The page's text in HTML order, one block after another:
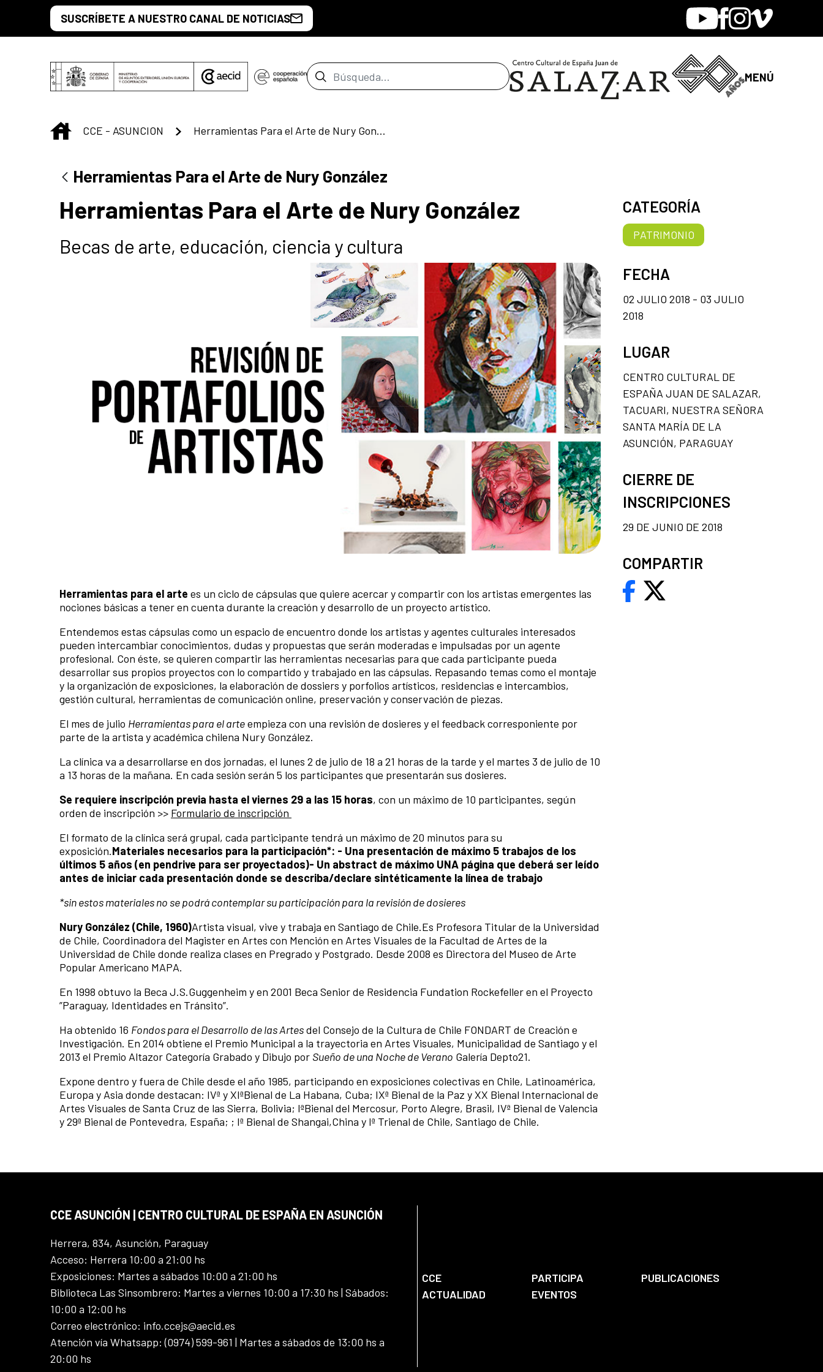
Saltar al contenido principal
SUSCRÍBETE A NUESTRO CANAL DE NOTICIAS YoutubeFacebook
Instagram
Vimeo
Barra de búsqueda MENÚ
INICIO
CCE - ASUNCION Herramientas Para el Arte de Nury González
Herramientas Para el Arte de Nury González
Herramientas Para el Arte de Nury González
Becas de arte, educación, ciencia y cultura
Herramientas para el arte es un ciclo de cápsulas que quiere acercar y compartir con los artistas emergentes las
nociones básicas a tener en cuenta durante la creación y desarrollo de un proyecto artístico.
Entendemos estas cápsulas como un espacio de encuentro donde los artistas y agentes culturales interesados
pueden intercambiar conocimientos, dudas y propuestas que serán moderadas e impulsadas por un agente
profesional. Con éste, se quieren compartir las herramientas necesarias para que cada participante pueda
desarrollar sus propios proyectos con lo compartido y trabajado en las cápsulas. Repasando temas como el montaje
y la organización de exposiciones, la elaboración de dossiers y porfolios artísticos, residencias e intercambios,
gestión cultural, herramientas de comunicación online, preservación y conservación de piezas.
El mes de julio Herramientas para el arteempieza con una revisión de dosieres y el feedback corresponiente por
parte de la artista y académica chilena Nury González.
La clínica va a desarrollarse en dos jornadas, el lunes 2 de julio de 18 a 21 horas de la tarde y el martes 3 de julio de 10
a 13 horas de la mañana. En cada sesión serán 5 los participantes que presentarán sus dosieres.
Se requiere inscripción previa hasta el viernes 29 a las 15 horas, con un máximo de 10 participantes, según
orden de inscripción >> Formulario de inscripción
El formato de la clínica será grupal, cada participante tendrá un máximo de 20 minutos para su
exposición.Materiales necesarios para la participación*: - Una presentación de máximo 5 trabajos de los
últimos 5 años (en pendrive para ser proyectados)- Un abstract de máximo UNA página que deberá ser leído
antes de iniciar cada presentación donde se describa/declare sintéticamente la línea de trabajo
*sin estos materiales no se podrá contemplar su participación para la revisión de dosieres
Nury González (Chile, 1960)Artista visual, vive y trabaja en Santiago de Chile.Es Profesora Titular de la Universidad
de Chile, Coordinadora del Magister en Artes con Mención en Artes Visuales de la Facultad de Artes de la
Universidad de Chile donde realiza clases en Pregrado y Postgrado. Desde 2008 es Directora del Museo de Arte
Popular Americano MAPA.
En 1998 obtuvo la Beca J.S.Guggenheim y en 2001 Beca Senior de Residencia Fundation Rockefeller en el Proyecto
”Paraguay, Identidades en Tránsito”.
Ha obtenido 16 Fondos para el Desarrollo de las Artesdel Consejo de la Cultura de Chile FONDART de Creación e
Investigación. En 2014 obtiene el Premio Municipal a la trayectoria en Artes Visuales, Municipalidad de Santiago y el
2013 el Premio Altazor Categoría Grabado y Dibujo por Sueño de una Noche de Verano Galería Depto21.
Expone dentro y fuera de Chile desde el año 1985, participando en exposiciones colectivas en Chile, Latinoamérica,
Europa y Asia donde destacan: IVª y XIªBienal de La Habana, Cuba; IXª Bienal de la Paz y XX Bienal Internacional de
Artes Visuales de Santa Cruz de las Sierra, Bolivia; IªBienal del Mercosur, Porto Alegre, Brasil, IVª Bienal de Valencia
y 29ª Bienal de Pontevedra, España; ; Iª Bienal de Shangai,China y Iª Trienal de Chile, Santiago de Chile.
CATEGORÍA
PATRIMONIO
FECHA
02 JULIO 2018 - 03 JULIO
2018
LUGAR
CENTRO CULTURAL DE
ESPAÑA JUAN DE SALAZAR,
TACUARI, NUESTRA SEÑORA
SANTA MARÍA DE LA
ASUNCIÓN, PARAGUAY
CIERRE DE
INSCRIPCIONES
29 DE JUNIO DE 2018
COMPARTIR
CCE ASUNCIÓN | CENTRO CULTURAL DE ESPAÑA EN ASUNCIÓN
Herrera, 834, Asunción, Paraguay
Acceso: Herrera 10:00 a 21:00 hs
Exposiciones: Martes a sábados 10:00 a 21:00 hs
Biblioteca Las Sinsombrero: Martes a viernes 10:00 a 17:30 hs | Sábados:
10:00 a 12:00 hs
Correo electrónico: info.ccejs@aecid.es
Atención vía Whatsapp: (0974) 599-961 | Martes a sábados de 13:00 hs a
20:00 hs
CCE PARTICIPA
PUBLICACIONES
ACTUALIDAD
EVENTOS